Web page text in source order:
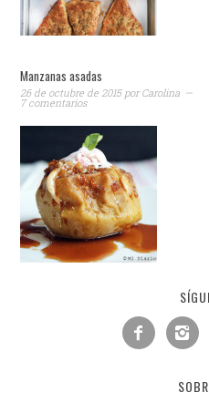
Manzanas asadas
26 de octubre de 2015porCarolina
7 comentarios
 